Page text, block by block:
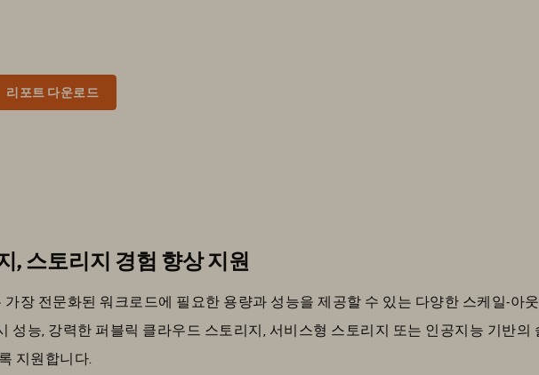
리포트 다운로드
, 스토리지 경험 향상 지원
가장 전문화된 워크로드에 필요한 용량과 성능을 제공할 수 있는 다양한 스케일-아
성능, 강력한 퍼블릭 클라우드 스토리지, 서비스형 스토리지 또는 인공지능 기반
지원합니다.